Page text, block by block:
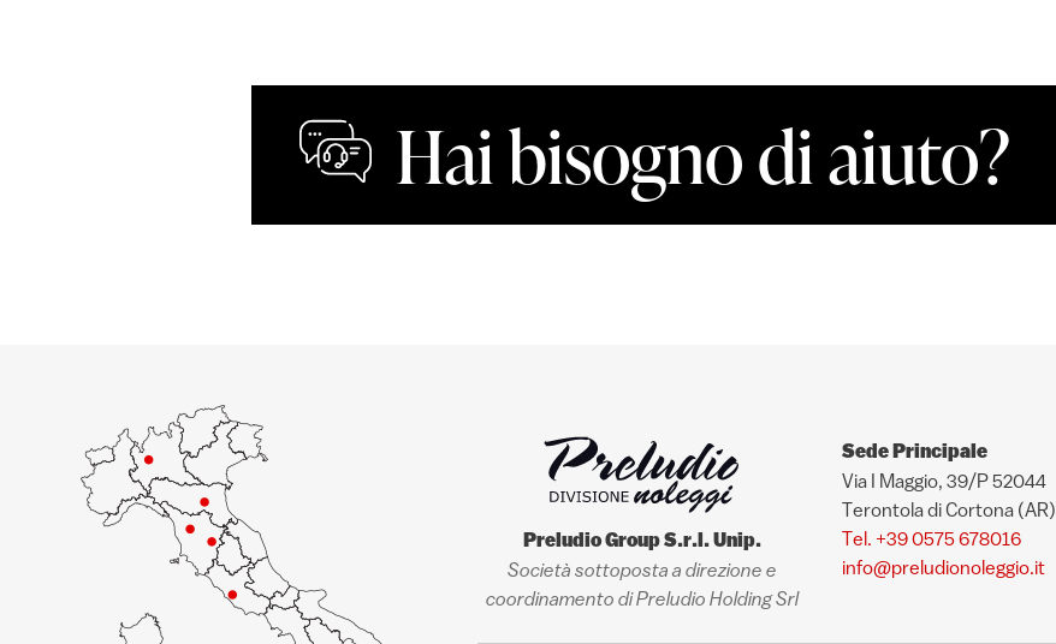
Hai bisogno di aiuto?
Preludio Group S.r.l. Unip.
Società sottoposta a direzione e
coordinamento di Preludio Holding Srl
Sede Principale
Via I Maggio, 39/P 52044
Terontola di Cortona (AR)
Tel. +39 0575 678016
info@preludionoleggio.it